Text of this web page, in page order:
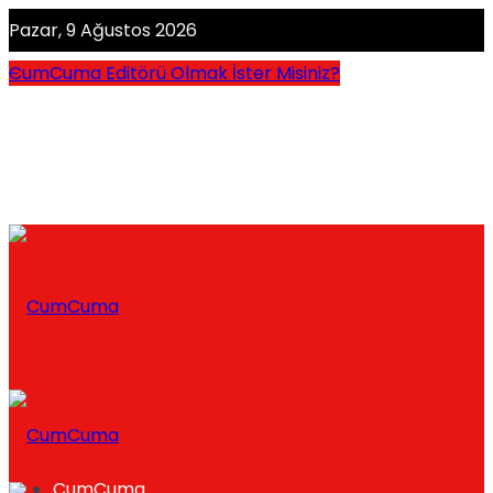
Pazar, 9 Ağustos 2026
CumCuma Editörü Olmak İster Misiniz?